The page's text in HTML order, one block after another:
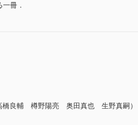
冊．
橋良輔 樽野陽亮 奥田真也 生野真嗣）